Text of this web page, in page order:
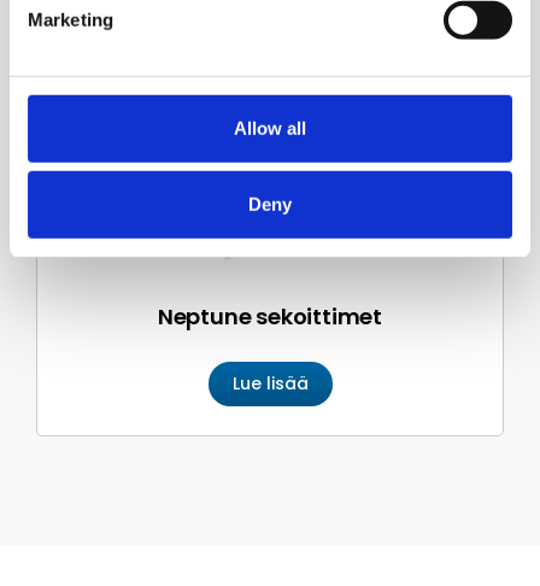
Marketing
Allow all
Deny
Neptune sekoittimet
Lue lisää